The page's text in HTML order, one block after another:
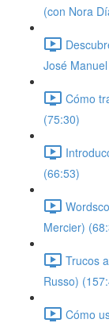
(con Nora
José
Cómo
(75:30)
(66:53)
Mercier)
Trucos
Russo)
Cómo